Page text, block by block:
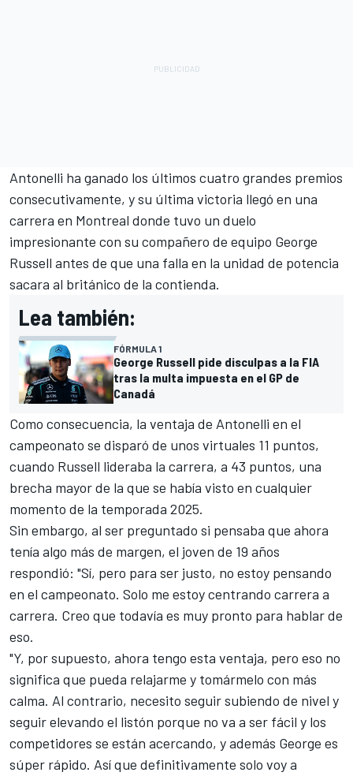
Antonelli ha ganado los últimos cuatro grandes premios
consecutivamente, y su última victoria llegó en una
carrera en Montreal donde tuvo un duelo
impresionante con su compañero de equipo George
Russell antes de que una falla en la unidad de potencia
sacara al británico de la contienda.
Lea también:
FÓRMULA 1
George Russell pide disculpas a la FIA
tras la multa impuesta en el GP de
Canadá
Como consecuencia, la ventaja de Antonelli en el
campeonato se disparó de unos virtuales 11 puntos,
cuando Russell lideraba la carrera, a 43 puntos, una
brecha mayor de la que se había visto en cualquier
momento de la temporada 2025.
Sin embargo, al ser preguntado si pensaba que ahora
tenía algo más de margen, el joven de 19 años
respondió: "Sí, pero para ser justo, no estoy pensando
en el campeonato. Solo me estoy centrando carrera a
carrera. Creo que todavía es muy pronto para hablar de
eso.
"Y, por supuesto, ahora tengo esta ventaja, pero eso no
significa que pueda relajarme y tomármelo con más
calma. Al contrario, necesito seguir subiendo de nivel y
seguir elevando el listón porque no va a ser fácil y los
competidores se están acercando, y además George es
súper rápido. Así que definitivamente solo voy a